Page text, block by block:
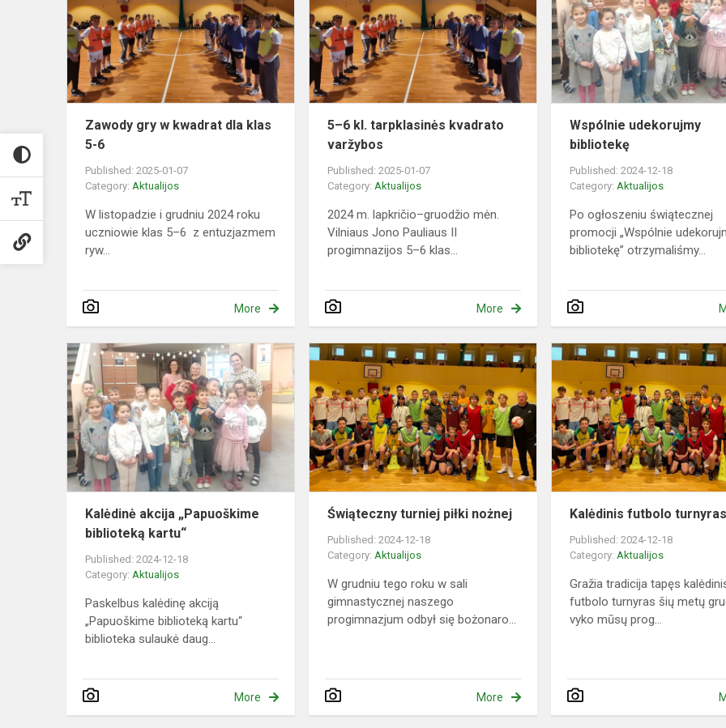
kwadrat
dla
klas
Zawody gry w kwadrat dla klas
5-6
Published: 2025-01-07
Category: Aktualijos
W listopadzie i grudniu 2024 roku
uczniowie klas 5–6 z entuzjazmem
ryw...
More
tarpklasinės
kvadrato
varžybos
5–6 kl. tarpklasinės kvadrato
varžybos
Published: 2025-01-07
Category:Aktualijos
2024 m. lapkričio–gruodžio mėn.
Vilniaus Jono Pauliaus II
progimnazijos 5–6 klas...
More
Wspólnie udekorujmy
bibliotekę
Published: 2024-12-18
Category:Aktualijos
Po ogłoszeniu świątecznej
promocji „Wspólnie
bibliotekę” otrzymaliśmy...
Kalėdinė
akcija
„Papuoškime
biblioteką
kartu“
Kalėdinė akcija „Papuoškime
biblioteką kartu“
Published: 2024-12-18
Category: Aktualijos
Paskelbus kalėdinę akciją
„Papuoškime biblioteką kartu“
biblioteka sulaukė daug...
More
Świąteczny
turniej
piłki
nożnej
Świąteczny turniej piłki nożnej
Published: 2024-12-18
Category:Aktualijos
W grudniu tego roku w sali
gimnastycznej naszego
progimnazjum odbył się bożonaro...
More
Kalėdinis futbolo turnyras
Published: 2024-12-18
Category:Aktualijos
Gražia tradicija tapęs
futbolo turnyras šių metų
vyko mūsų prog...